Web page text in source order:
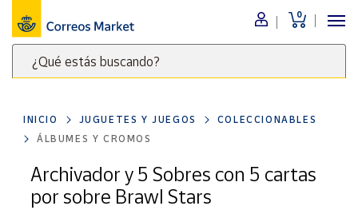
0
¿Qué estás buscando?
clave
para
buscar
productos
Menú
Nuestro
catálogo
Alimentación
Ocio y cultura
Juguetes y
INICIO JUGUETES Y JUEGOS
COLECCIONABLES
ÁLBUMES Y CROMOS
Archivador y 5 Sobres con 5 cartas
por sobre Brawl Stars